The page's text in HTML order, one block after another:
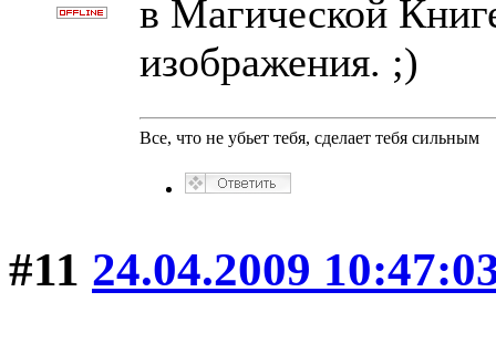
в Магической
изображения. ;)
Все, что не убьет тебя, сделает тебя сильным
#11 24.04.2009